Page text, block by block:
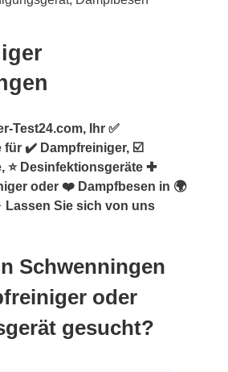
Test24.com, Ihr ✅
für ✔️ Dampfreiniger, ☑️
⭐ Desinfektionsgeräte ✚
oder ❤️ Dampfbesen in 🌍
Lassen Sie sich von uns
Schwenningen
oder
gesucht?